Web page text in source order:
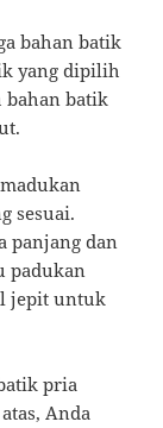
bahan batik
yang dipilih
bahan batik
sesuai.
panjang dan
padukan
jepit untuk
pria
Anda